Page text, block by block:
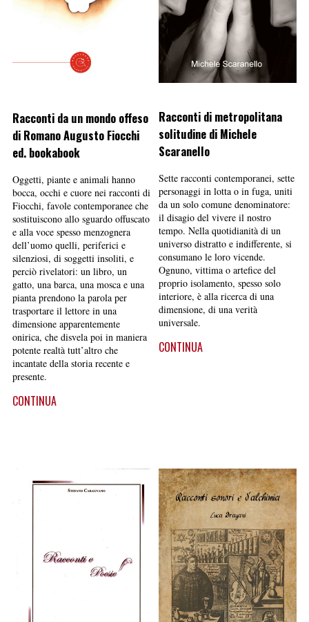
Racconti da un mondo offeso
di Romano Augusto Fiocchi
ed. bookabook
Oggetti, piante e animali hanno
bocca, occhi e cuore nei racconti di
Fiocchi, favole contemporanee che
sostituiscono allo sguardo offuscato
e alla voce spesso menzognera
dell’uomo quelli, periferici e
silenziosi, di soggetti insoliti, e
perciò rivelatori: un libro, un
gatto, una barca, una mosca e una
pianta prendono la parola per
trasportare il lettore in una
dimensione apparentemente
onirica, che disvela poi in maniera
potente realtà tutt’altro che
incantate della storia recente e
presente.
CONTINUA
Racconti di metropolitana
solitudine di Michele
Scaranello
Sette racconti contemporanei, sette
personaggi in lotta o in fuga, uniti
da un solo comune denominatore:
il disagio del vivere il nostro
tempo. Nella quotidianità di un
universo distratto e indifferente, si
consumano le loro vicende.
Ognuno, vittima o artefice del
proprio isolamento, spesso solo
interiore, è alla ricerca di una
dimensione, di una verità
universale.
CONTINUA